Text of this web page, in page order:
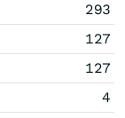
293
127
127
4